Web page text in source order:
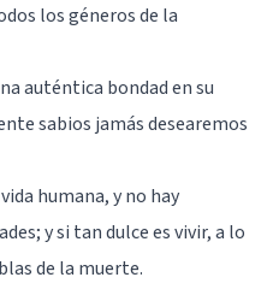
los géneros de la
auténtica bondad en su
sabios jamás desearemos
humana, y no hay
y si tan dulce es vivir, a lo
de la muerte.